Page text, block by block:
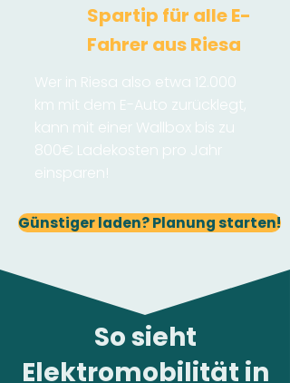
Spartip für alle E-
Fahrer aus Riesa
Wer in Riesa also etwa 12.000
km mit dem E-Auto zurücklegt,
kann mit einer Wallbox bis zu
800€ Ladekosten pro Jahr
einsparen!
Günstiger laden? Planung starten!
So sieht
Elektromobilität in